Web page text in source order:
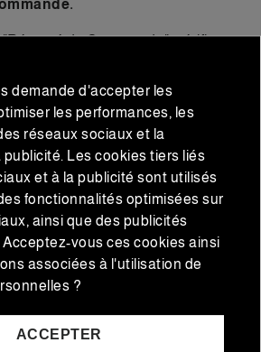
de Commande", vérifiez
l'achat en sélectionnant
ma commande".
Politique de retours.
sur nos conditions d'expédition
que sur notre politique de retours,
à la section suivante
es/p/9-envio-y-garantia
vous n'êtes pas satisfait
à l'art. 44 de la Loi
demande d'accepter les
les performances, les
réseaux sociaux et la
Les cookies tiers liés
et à la publicité sont utilisés
fonctionnalités optimisées sur
ainsi que des publicités
vous ces cookies ainsi
associées à l'utilisation de
?
ACCEPTER